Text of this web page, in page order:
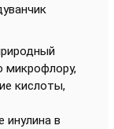
микрофлору,
кислоты,
инулина в